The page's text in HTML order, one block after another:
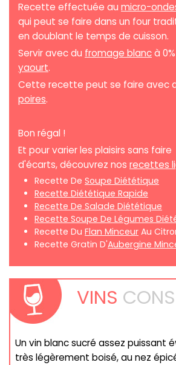
Recette effectuée au micro-
qui peut se faire dans un four
en doublant le temps de cuisson.
Servir avec du fromage blancà
yaourt.
Cette recette peut se faire avec
poires.
Bon régal !
Et pour varier les plaisirs sans faire
d'écarts, découvrez nos recettes
Recette De Soupe Diététique
Recette Diététique Rapide
Recette De Salade Diététique
Recette Soupe De Légumes
Recette Du Flan Minceur Au
Recette Gratin D'Aubergine
VINS
Un vin blanc sucré assez puissant
très légèrement boisé, au nez